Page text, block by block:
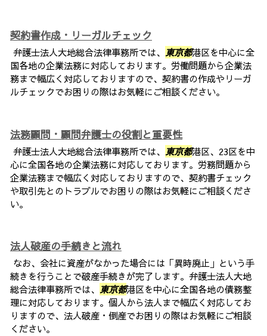
契約書作成・リーガルチェック
弁護士法人大地総合法律事務所では、 東京都港区を中心に全
国各地の企業法務に対応しております。労働問題から企業法
務まで幅広く対応しておりますので、契約書の作成やリーガ
ルチェックでお困りの際はお気軽にご相談ください。
法務顧問・顧問弁護士の役割と重要性
弁護士法人大地総合法律事務所では、 東京都港区、23区を中
心に全国各地の企業法務に対応しております。労務問題から
企業法務まで幅広く対応しておりますので、契約書チェック
や取引先とのトラブルでお困りの際はお気軽にご相談くださ
い。
法人破産の手続きと流れ
なお、会社に資産がなかった場合には「異時廃止」という手
続きを行うことで破産手続きが完了します。弁護士法人大地
総合法律事務所では、 東京都港区を中心に全国各地の債務整
理に対応しております。個人から法人まで幅広く対応してお
りますので、法人破産・倒産でお困りの際はお気軽にご相談
ください。